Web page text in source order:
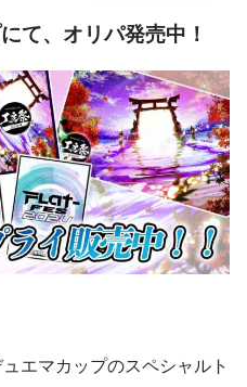
て、オリパ発売中！
エマカップのスペシャルト